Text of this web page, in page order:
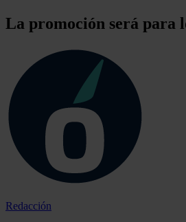
La promoción será para
Redacción